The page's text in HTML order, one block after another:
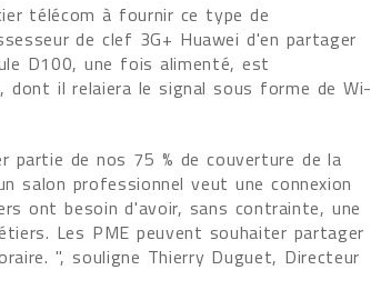
télécom à fournir ce type de
de clef 3G+ Huawei d'en partager
D100, une fois alimenté, est
dont il relaiera le signal sous forme de Wi-
partie de nos 75 % de couverture de la
salon professionnel veut une connexion
ont besoin d'avoir, sans contrainte, une
Les PME peuvent souhaiter partager
", souligne Thierry Duguet, Directeur